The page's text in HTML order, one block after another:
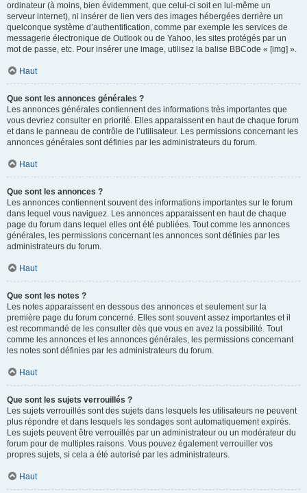
ordinateur (à moins, bien évidemment, que celui-ci soit en lui-même un
serveur internet), ni insérer de lien vers des images hébergées derrière un
quelconque système d’authentification, comme par exemple les services de
messagerie électronique de Outlook ou de Yahoo, les sites protégés par un
mot de passe, etc. Pour insérer une image, utilisez la balise BBCode « [img] ».
Haut
Que sont les annonces générales ?
Les annonces générales contiennent des informations très importantes que
vous devriez consulter en priorité. Elles apparaissent en haut de chaque forum
et dans le panneau de contrôle de l’utilisateur. Les permissions concernant les
annonces générales sont définies par les administrateurs du forum.
Haut
Que sont les annonces ?
Les annonces contiennent souvent des informations importantes sur le forum
dans lequel vous naviguez. Les annonces apparaissent en haut de chaque
page du forum dans lequel elles ont été publiées. Tout comme les annonces
générales, les permissions concernant les annonces sont définies par les
administrateurs du forum.
Haut
Que sont les notes ?
Les notes apparaissent en dessous des annonces et seulement sur la
première page du forum concerné. Elles sont souvent assez importantes et il
est recommandé de les consulter dès que vous en avez la possibilité. Tout
comme les annonces et les annonces générales, les permissions concernant
les notes sont définies par les administrateurs du forum.
Haut
Que sont les sujets verrouillés ?
Les sujets verrouillés sont des sujets dans lesquels les utilisateurs ne peuvent
plus répondre et dans lesquels les sondages sont automatiquement expirés.
Les sujets peuvent être verrouillés par un administrateur ou un modérateur du
forum pour de multiples raisons. Vous pouvez également verrouiller vos
propres sujets, si cela a été autorisé par les administrateurs.
Haut